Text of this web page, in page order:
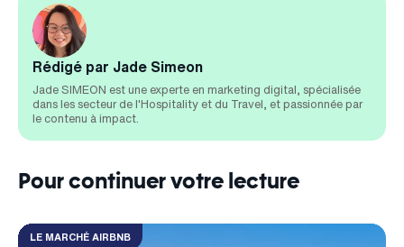
Rédigé par Jade Simeon
Jade SIMEON est une experte en marketing digital, spécialisée
dans les secteur de l'Hospitality et du Travel, et passionnée par
le contenu à impact.
Pour continuer votre lecture
LE MARCHÉ AIRBNB